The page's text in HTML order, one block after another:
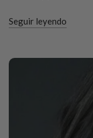
Seguir leyendo